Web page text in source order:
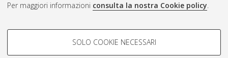
Per maggiori informazioni consulta la nostra Cookie policy.
COOKIE DI PROFILAZIONE -
SOLO COOKIE NECESSARI
ISSN: 2038-7946
Impostazioni Cookie
Informativa sulla privacy
Condizioni d’uso del sito